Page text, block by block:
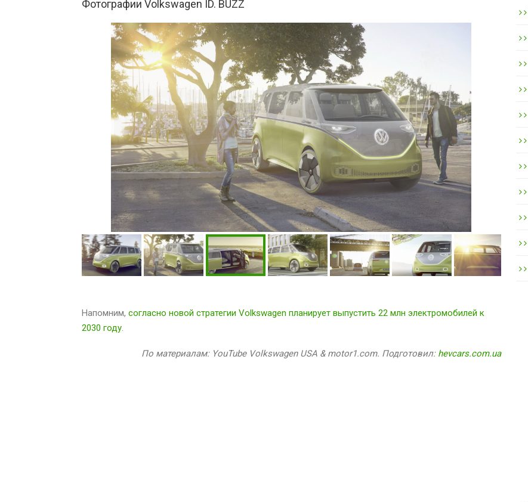
Фотографии Volkswagen ID. BUZZ
Напомним, согласно новой стратегии Volkswagen планирует выпустить 22 млн электромобилей к
2030 году.
По материалам: YouTube Volkswagen USA & motor1.com. Подготовил: hevcars.com.ua